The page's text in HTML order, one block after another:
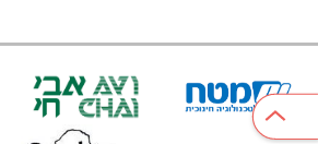
חזרנו אל בורות המים
שופר קורא בהר הבית
בעיר העתיקה.